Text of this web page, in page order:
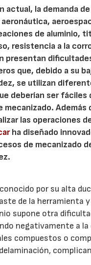
actual, la demanda
de aluminio,
resistencia a la
presentan
que, debido a su
se utilizan
deberían ser
las operaciones
ha diseñado
de mecanizado
por su alta
de la herramienta
supone otra
negativamente a
compuestos o